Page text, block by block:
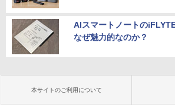
AIスマートノートの
なぜ魅力的なのか？
本サイトのご利用について